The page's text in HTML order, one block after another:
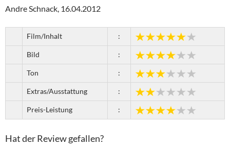
Andre Schnack, 16.04.2012
Film/Inhalt :
Bild :
Ton :
Extras/Ausstattung :
Preis-Leistung :
Hat der Review gefallen?